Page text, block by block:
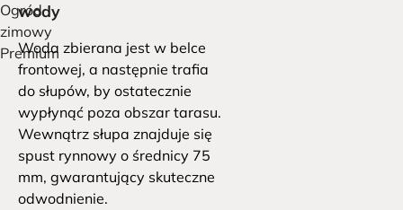
Ogród
zimowy
Premium
wody
Woda zbierana jest w belce
frontowej, a następnie trafia
do słupów, by ostatecznie
wypłynąć poza obszar tarasu.
Wewnątrz słupa znajduje się
spust rynnowy o średnicy 75
mm, gwarantujący skuteczne
odwodnienie.